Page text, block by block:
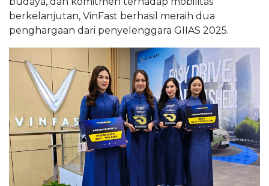
berkelanjutan, VinFast berhasil meraih dua
penghargaan dari penyelenggara GIIAS 2025.